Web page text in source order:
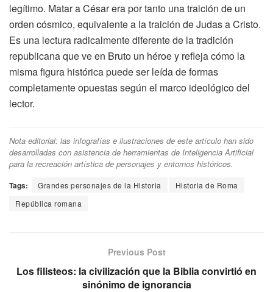
legítimo. Matar a César era por tanto una traición de un
orden cósmico, equivalente a la traición de Judas a Cristo.
Es una lectura radicalmente diferente de la tradición
republicana que ve en Bruto un héroe y refleja cómo la
misma figura histórica puede ser leída de formas
completamente opuestas según el marco ideológico del
lector.
Nota editorial: las infografías e ilustraciones de este artículo han sido
desarrolladas con asistencia de herramientas de Inteligencia Artificial
para la recreación artística de personajes y entornos históricos.
Tags: Grandes personajes de la Historia
Historia de Roma
República romana
Previous Post
Los filisteos: la civilización que la Biblia convirtió en
sinónimo de ignorancia